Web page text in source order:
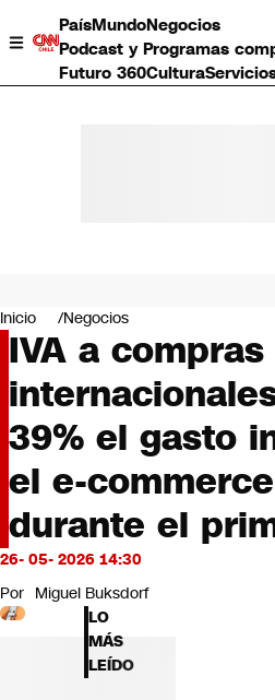
PaísMundoNegocios
Podcast y Programas
Futuro 360Cultura
Negocios
Deportes
Programas completos
Cultura
Servicios
Bits
CNN tiempo
Futuro 360
Opinión
Inicio Negocios
IVA a compras
39% el gasto
el e-
durante el
26- 05- 2026 14:30
Por Miguel Buksdorf
LO
MÁS
LEÍDO